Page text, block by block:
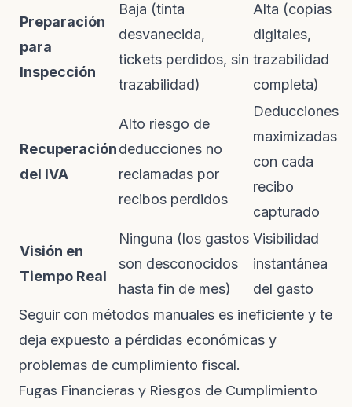
Preparación
para
Inspección
Baja (tinta
desvanecida,
tickets perdidos, sin
trazabilidad)
Alta (copias
digitales,
trazabilidad
completa)
Recuperación
del IVA
Alto riesgo de
deducciones no
reclamadas por
recibos perdidos
Deducciones
maximizadas
con cada
recibo
capturado
Visión en
Tiempo Real
Ninguna (los gastos
son desconocidos
hasta fin de mes)
Visibilidad
instantánea
del gasto
Seguir con métodos manuales es ineficiente y te
deja expuesto a pérdidas económicas y
problemas de cumplimiento fiscal.
Fugas Financieras y Riesgos de Cumplimiento